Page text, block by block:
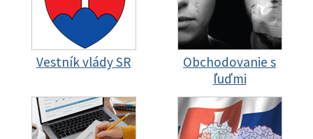
Vestník vlády SR
Obchodovanie s
ľuďmi